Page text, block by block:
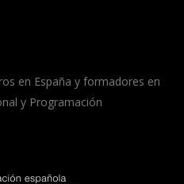
en España y formadores en
y Programación